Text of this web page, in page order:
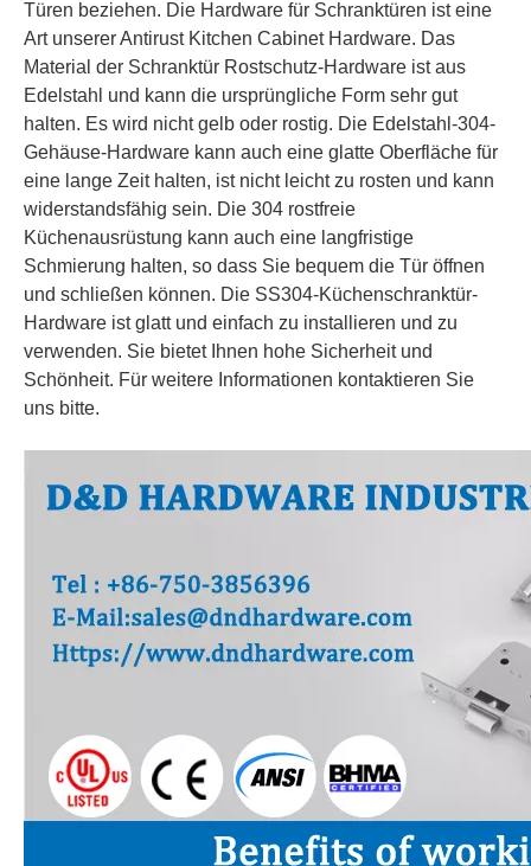
Edelstahl -Möbelbechergriff für Innenbrand Hahnentüren –DDFH014 Edelstahl 304 quadratische antike Möbelzuggriff für Schranktüren –DDFH015
Türen beziehen. Die Hardware für Schranktüren ist eine
Art unserer Antirust Kitchen Cabinet Hardware. Das
Material der Schranktür Rostschutz-Hardware ist aus
Edelstahl und kann die ursprüngliche Form sehr gut
halten. Es wird nicht gelb oder rostig. Die Edelstahl-304-
Gehäuse-Hardware kann auch eine glatte Oberfläche für
eine lange Zeit halten, ist nicht leicht zu rosten und kann
widerstandsfähig sein. Die 304 rostfreie
Küchenausrüstung kann auch eine langfristige
Schmierung halten, so dass Sie bequem die Tür öffnen
und schließen können. Die SS304-Küchenschranktür-
Hardware ist glatt und einfach zu installieren und zu
verwenden. Sie bietet Ihnen hohe Sicherheit und
Schönheit. Für weitere Informationen kontaktieren Sie
uns bitte.